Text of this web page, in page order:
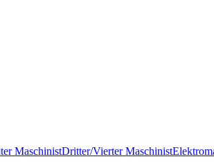
MaschinistDritter/Vierter Maschinist